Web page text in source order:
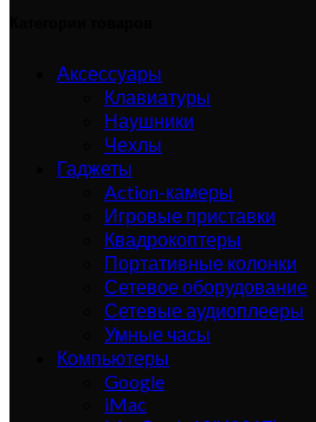
Аксессуары
Клавиатуры
Наушники
Чехлы
Гаджеты
Action-камеры
Игровые приставки
Квадрокоптеры
Портативные колонки
Сетевое оборудование
Сетевые аудиоплееры
Умные часы
Компьютеры
Google
iMac